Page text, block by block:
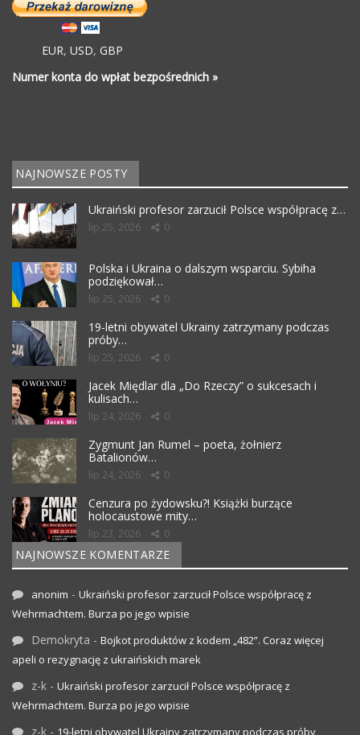
EUR, USD, GBP
Numer konta do wpłat bezpośrednich »
NAJNOWSZE POSTY
Ukraiński profesor zarzucił Polsce współpracę z…
lip 25, 2026 0
Polska i Ukraina o dalszym wsparciu. Sybiha
podziękował…
lip 25, 2026 0
19-letni obywatel Ukrainy zatrzymany podczas
próby…
lip 25, 2026 0
Jacek Międlar dla „Do Rzeczy” o sukcesach i
kulisach…
lip 24, 2026 0
Zygmunt Jan Rumel – poeta, żołnierz
Batalionów…
lip 24, 2026 0
Cenzura po żydowsku?! Książki burzące
holocaustowe mity…
lip 23, 2026 0
NAJNOWSZE KOMENTARZE
anonim - Ukraiński profesor zarzucił Polsce współpracę z
Wehrmachtem. Burza po jego wpisie
Demokryta - Bojkot produktów z kodem „482”. Coraz więcej
apeli o rezygnację z ukraińskich marek
z-k - Ukraiński profesor zarzucił Polsce współpracę z
Wehrmachtem. Burza po jego wpisie
z-k - 19-letni obywatel Ukrainy zatrzymany podczas próby